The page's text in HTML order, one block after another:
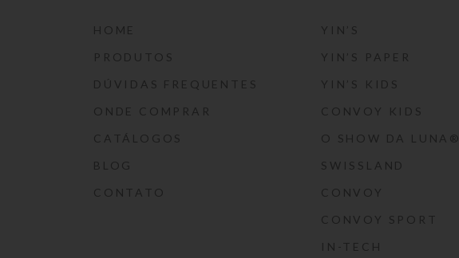
HOME
PRODUTOS
DÚVIDAS FREQUENTES
ONDE COMPRAR
CATÁLOGOS
BLOG
CONTATO
YIN’S
YIN’S PAPER
YIN’S KIDS
CONVOY KIDS
O SHOW DA LUNA®
SWISSLAND
CONVOY
CONVOY SPORT
IN-TECH